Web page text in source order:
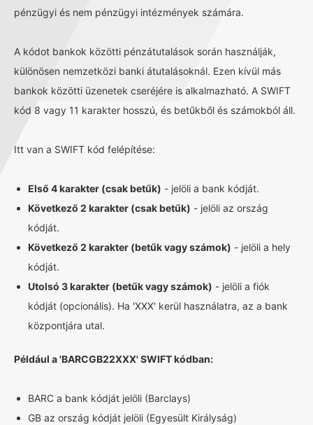
pénzügyi és nem pénzügyi intézmények számára.
A kódot bankok közötti pénzátutalások során használják,
különösen nemzetközi banki átutalásoknál. Ezen kívül más
bankok közötti üzenetek cseréjére is alkalmazható. A SWIFT
kód 8 vagy 11 karakter hosszú, és betűkből és számokból áll.
Itt van a SWIFT kód felépítése:
Első 4 karakter (csak betűk) - jelöli a bank kódját.
Következő 2 karakter (csak betűk) - jelöli az ország
kódját.
Következő 2 karakter (betűk vagy számok) - jelöli a hely
kódját.
Utolsó 3 karakter (betűk vagy számok) - jelöli a fiók
kódját (opcionális). Ha 'XXX' kerül használatra, az a bank
központjára utal.
Például a 'BARCGB22XXX' SWIFT kódban:
BARC a bank kódját jelöli (Barclays)
GB az ország kódját jelöli (Egyesült Királyság)